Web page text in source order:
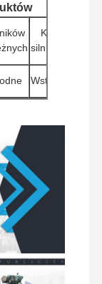
Kontrolery
silników (ECU)
Wstrzykiwacze
inne akcesoria